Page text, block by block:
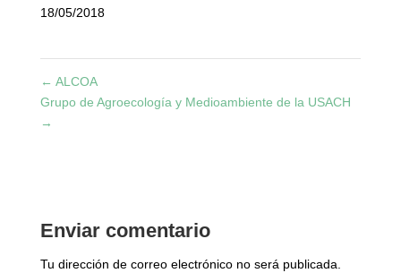
18/05/2018
← ALCOA
Grupo de Agroecología y Medioambiente de la USACH
→
Enviar comentario
Tu dirección de correo electrónico no será publicada.